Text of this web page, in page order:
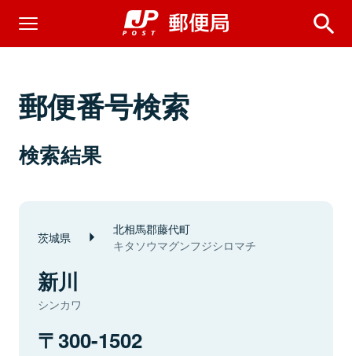
郵便番号検索
検索結果
茨城県 北相馬郡藤代町
キタソウマグンフジシロマチ
新川
シンカワ
300-1502